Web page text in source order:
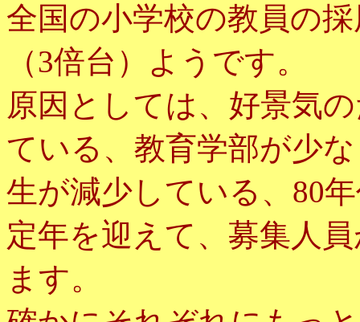
全国の小学校の教員の
（3倍台）ようです。
原因としては、好景気
ている、教育学部が少
生が減少している、80
定年を迎えて、募集人
ます。